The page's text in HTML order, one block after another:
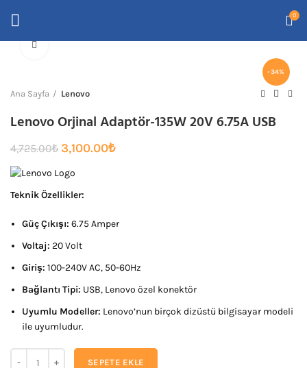
0
-34%
Ana Sayfa Lenovo
Lenovo Orjinal Adaptör-135W 20V 6.75A USB
4,725.00₺ Orijinal
4,725.00₺.
3,100.00₺Şu
Teknik Özellikler:
Güç Çıkışı: 6.75 Amper
Voltaj: 20 Volt
Giriş: 100-240V AC, 50-60Hz
Bağlantı Tipi: USB, Lenovo özel konektör
Uyumlu Modeller: Lenovo’nun birçok dizüstü bilgisayar modeli
ile uyumludur.
SEPETE EKLE